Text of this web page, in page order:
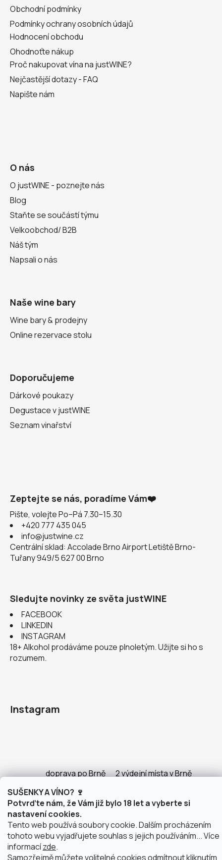
SUŠENKY A VÍNO? 🍷
Potvrďte nám, že Vám již bylo 18 let a vyberte si
nastavení cookies.
Tento web používá soubory cookie. Dalším procházením
tohoto webu vyjadřujete souhlas s jejich používáním... Více
informacízde.
Samozřejmě můžete volitelné cookies odmítnout kliknutím
Obchodní podmínky
Podmínky ochrany osobních údajů
Hodnocení obchodu
Ohodnoťte nákup
Proč nakupovat vína na justWINE?
Nejčastější dotazy - FAQ
Napište nám
O nás
O justWINE - poznejte nás
Blog
Staňte se součástí týmu
Velkoobchod/ B2B
Náš tým
Napsali o nás
Naše wine bary
Wine bary & prodejny
Online rezervace stolu
Doporučujeme
Dárkové poukazy
Degustace v justWINE
Seznam vinařství
Zeptejte se nás, poradíme Vám❤️
Pište, volejte Po–Pá 7.30–15.30
+420 777 435 045
info@justwine.cz
Centrální sklad: Accolade Brno Airport Letiště Brno-
Tuřany 949/5 627 00 Brno
Sledujte novinky ze světa justWINE
FACEBOOK
LINKEDIN
INSTAGRAM
18+ Alkohol prodáváme pouze plnoletým. Užijte si ho s
rozumem.
Instagram
doprava po Brně 2 výdejní místa v Brně
Vytvořil Shoptet
Copyright 2026justWINE. Všechna práva vyhrazena.
Upravit nastavení cookies